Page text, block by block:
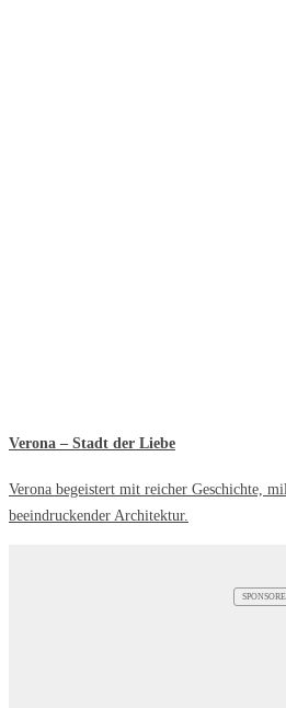
Verona – Stadt der Liebe
Verona begeistert mit reicher Geschichte,
beeindruckender Architektur.